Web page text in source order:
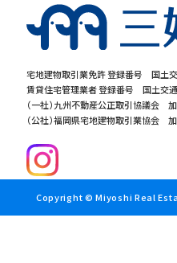
宅地建物取引業免許 登録番号 国土交
賃貸住宅管理業者 登録番号 国土交通
（一社）九州不動産公正取引協議会
（公社）福岡県宅地建物取引業協会
Copyright © Miyoshi Real